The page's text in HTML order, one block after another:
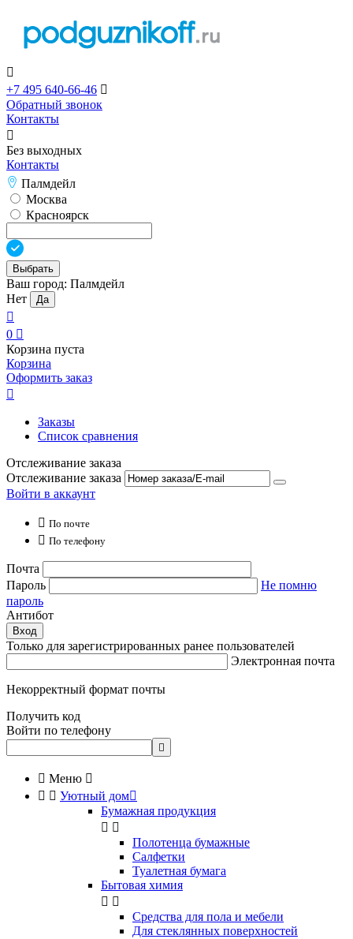

+7 495 640-66-46 
Обратный звонок
Контакты

Без выходных
Контакты
Палмдейл
Москва
Красноярск
Выбрать
Ваш город: Палмдейл
Нет
Да

0 
Корзина пуста
Корзина
Оформить заказ

Заказы
Список сравнения
Отслеживание заказа
Отслеживание заказа
Войти в аккаунт
 По почте
 По телефону
Почта
Пароль
Не помню
пароль
Антибот
Вход
Только для зарегистрированных ранее пользователей
Электронная почта
Некорректный формат почты
Получить код
Войти по телефону

 Меню 
  Уютный дом
Бумажная продукция
 
Полотенца бумажные
Салфетки
Туалетная бумага
Бытовая химия
 
Cредства для пола и мебели
Для стеклянных поверхностей